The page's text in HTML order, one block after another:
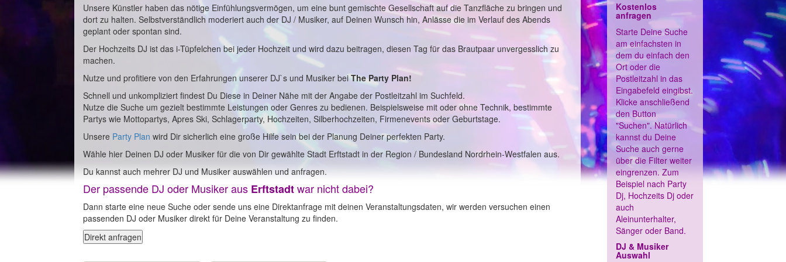
Unsere Künstler haben das nötige Einfühlungsvermögen, um eine bunt gemischte Gesellschaft auf die Tanzfläche zu bringen und
dort zu halten. Selbstverständlich moderiert auch der DJ / Musiker, auf Deinen Wunsch hin, Anlässe die im Verlauf des Abends
geplant oder spontan sind.
Der Hochzeits DJ ist das i-Tüpfelchen bei jeder Hochzeit und wird dazu beitragen, diesen Tag für das Brautpaar unvergesslich zu
machen.
Nutze und profitiere von den Erfahrungen unserer DJ`s und Musiker beiThe Party Plan!
Schnell und unkompliziert findest Du Diese in Deiner Nähe mit der Angabe der Postleitzahl im Suchfeld.
Nutze die Suche um gezielt bestimmte Leistungen oder Genres zu bedienen. Beispielsweise mit oder ohne Technik, bestimmte
Partys wie Mottopartys, Apres Ski, Schlagerparty, Hochzeiten, Silberhochzeiten, Firmenevents oder Geburtstage.
Unsere Party Plan wird Dir sicherlich eine große Hilfe sein bei der Planung Deiner perfekten Party.
Wähle hier Deinen DJ oder Musiker für die von Dir gewählte Stadt Erftstadt in der Region / Bundesland Nordrhein-Westfalen aus.
Du kannst auch mehrer DJ und Musiker auswählen und anfragen.
Der passende DJ oder Musiker aus Erftstadtwar nicht dabei?
Dann starte eine neue Suche oder sende uns eine Direktanfrage mit deinen Veranstaltungsdaten, wir werden versuchen einen
passenden DJ oder Musiker direkt für Deine Veranstaltung zu finden.
Direkt anfragen
Kostenlos
anfragen
Starte Deine Suche
am einfachsten in
dem du einfach den
Ort oder die
Postleitzahl in das
Eingabefeld eingibst.
Klicke anschließend
den Button
"Suchen". Natürlich
kannst du Deine
Suche auch gerne
über die Filter weiter
eingrenzen. Zum
Beispiel nach Party
Dj, Hochzeits Dj oder
auch
Aleinunterhalter,
Sänger oder Band.
DJ & Musiker
Auswahl